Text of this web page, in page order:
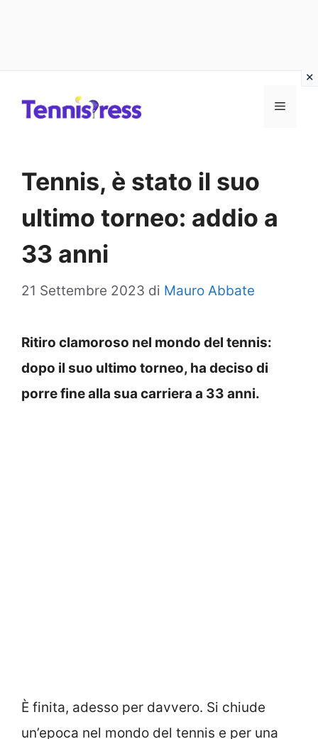
MENU
Tennis, è stato il suo
ultimo torneo: addio a
33 anni
21 Settembre 2023 di Mauro Abbate
Ritiro clamoroso nel mondo del tennis:
dopo il suo ultimo torneo, ha deciso di
porre fine alla sua carriera a 33 anni.
È finita, adesso per davvero. Si chiude
un’epoca nel mondo del tennis e per una